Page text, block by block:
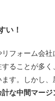
い！
フォーム会
ることが多く
す。しかし
な中間マー